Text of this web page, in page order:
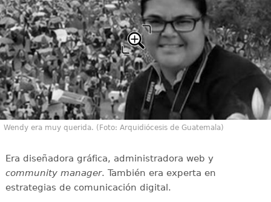
Wendy era muy querida. (Foto: Arquidiócesis de Guatemala)
Era diseñadora gráfica, administradora web y
community manager. También era experta en
estrategias de comunicación digital.